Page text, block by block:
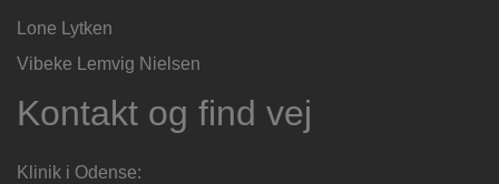
Lone Lytken
Vibeke Lemvig Nielsen
Kontakt og find vej
Klinik i Odense: